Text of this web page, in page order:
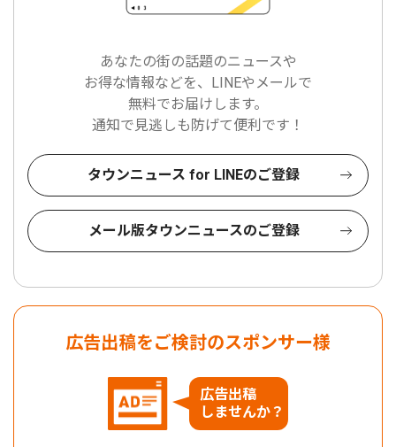
あなたの街の話題のニュースや
お得な情報などを、LINEやメールで
無料でお届けします。
通知で見逃しも防げて便利です！
タウンニュース for LINEのご登録
メール版タウンニュースのご登録
広告出稿をご検討のスポンサー様
広告出稿
しませんか？